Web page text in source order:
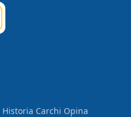
Historia Carchi Opina